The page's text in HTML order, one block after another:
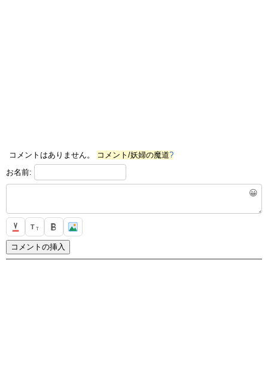
コメントはありません。 コメント/妖婦の魔道?
お名前:
😀
T T